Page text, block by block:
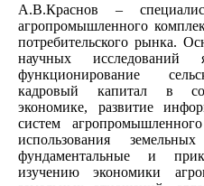
А.В.Краснов –
агропромышленного
потребительского рынка.
научных исследований
функционирование
кадровый капитал в
экономике, развитие
систем
использования
фундаментальные и
изучению экономики